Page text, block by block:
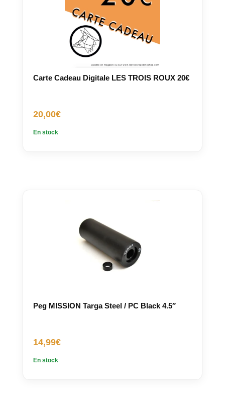
Carte Cadeau Digitale LES TROIS ROUX 20€
20,00€
En stock
Peg MISSION Targa Steel / PC Black 4.5″
14,99€
En stock